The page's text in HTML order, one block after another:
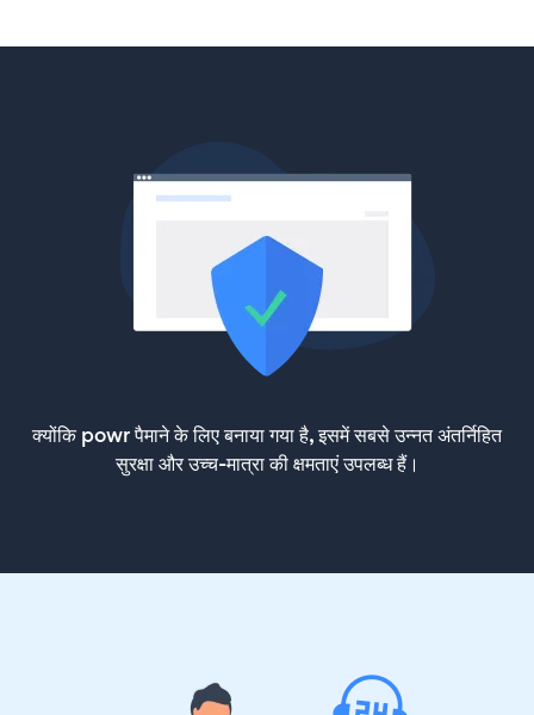
क्योंकि powr पैमाने के लिए बनाया गया है, इसमें सबसे उन्नत अंतर्निहित
सुरक्षा और उच्च-मात्रा की क्षमताएं उपलब्ध हैं।